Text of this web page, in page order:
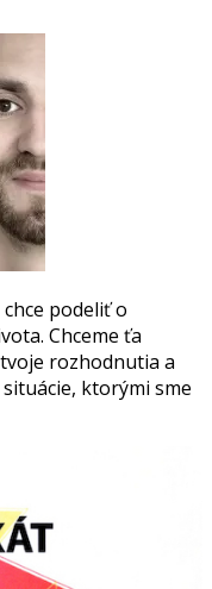
podeliť o
Chceme ťa
rozhodnutia a
ktorými sme